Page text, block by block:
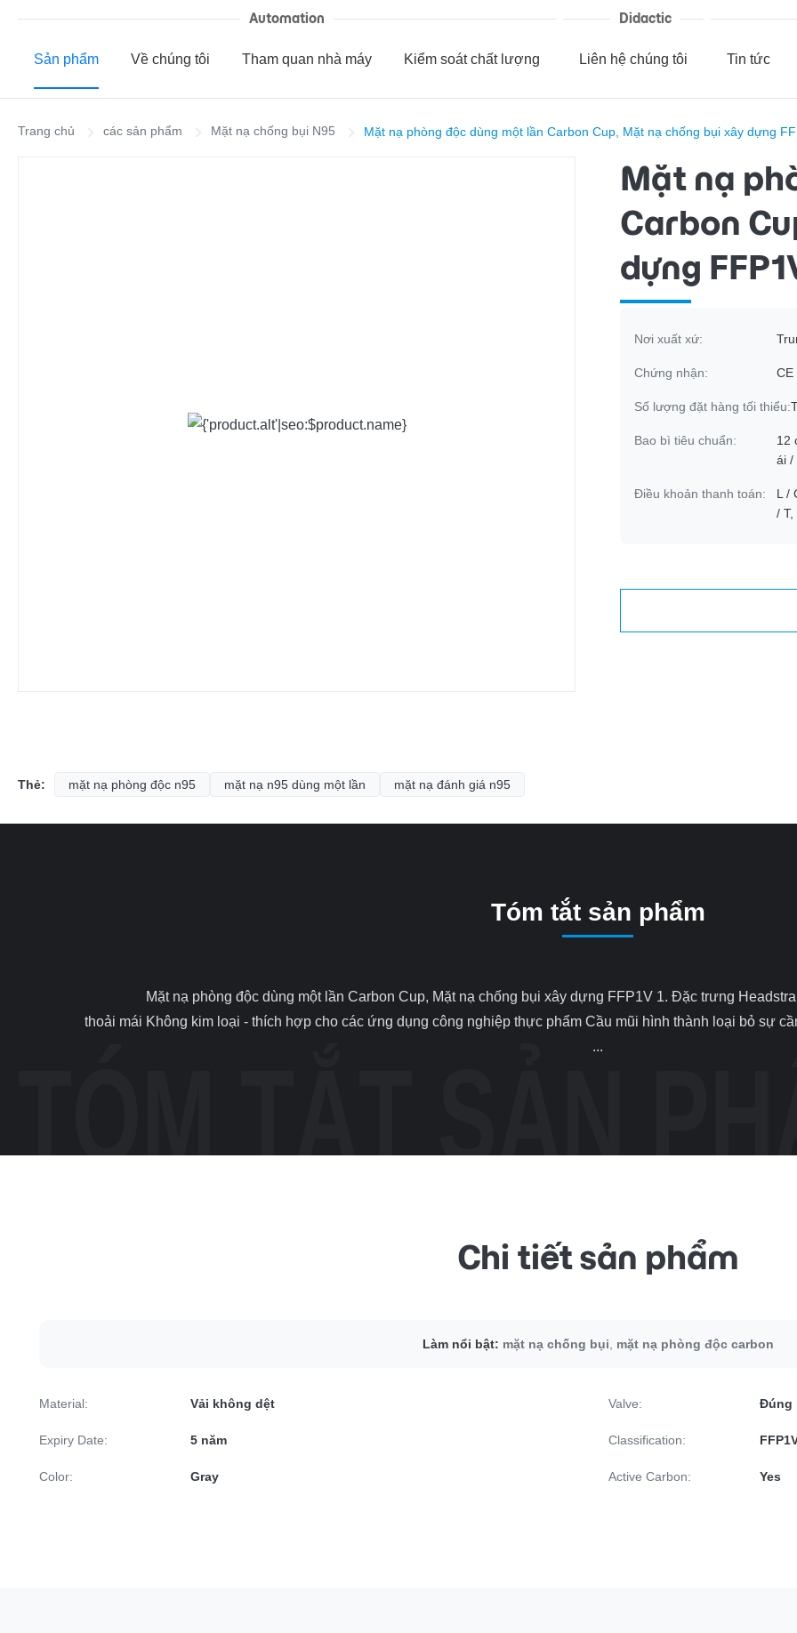
Automation
Sản phẩm Về chúng tôi Tham quan nhà máy Kiểm soát chất lượng
Didactic
Liên hệ chúng tôi Tin tức
Trang chủ các sản phẩm Mặt nạ chống bụi N95 Mặt nạ phòng độc dùng một lần Carbon Cup, Mặt nạ chống bụi xây dựng
Mặt nạ
Carbon
dựng
Nơi xuất xứ:
Chứng nhận: CE
Số lượng đặt hàng tối thiểu:
Bao bì tiêu chuẩn:
12
ái /
Điều khoản thanh toán:
L /
/
Thẻ: mặt nạ phòng độc n95 mặt nạ n95 dùng một lần mặt nạ đánh giá n95
Tóm tắt sản phẩm
thoải mái Không kim loại - thích hợp cho các ứng dụng công nghiệp thực phẩm Cầu mũi hình thành loại bỏ sự
...
Chi tiết sản phẩm
Làm nổi bật: mặt nạ chống bụi mặt nạ phòng độc carbon
Material: Vải không dệt Valve: Đúng
Expiry Date: 5 năm Classification:
Color: Gray Active Carbon: Yes